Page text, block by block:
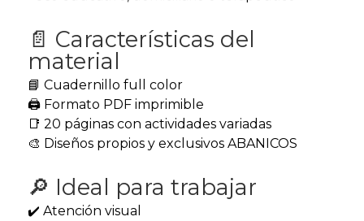
📄 Características del
material
📘 Cuadernillo full color
🖨️ Formato PDF imprimible
📑 20 páginas con actividades variadas
🎨 Diseños propios y exclusivos ABANICOS
🔎 Ideal para trabajar
✔️ Atención visual